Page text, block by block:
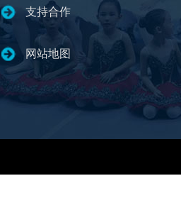
支持合作
网站地图